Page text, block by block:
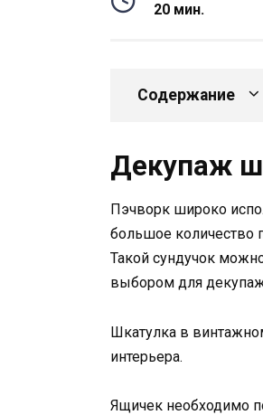
20 мин.
Содержание
Декупаж
Пэчворк широко
большое количество
Такой сундучок
выбором для
Шкатулка в
интерьера.
Ящичек необходимо